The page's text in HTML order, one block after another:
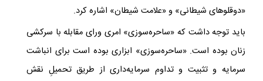
«دوقلوهای شیطانی» و «علامت شیطان» اشاره کرد.
باید توجه داشت که «ساحره‌سوزی» امری ورای مقابله با سرکشی
زنان بوده است. «ساحره‌سوزی» ابزاری بوده است برای انباشت
سرمایه و تثبیت و تداوم سرمایه‌داری‌ از طریق تحمیلِ نقش